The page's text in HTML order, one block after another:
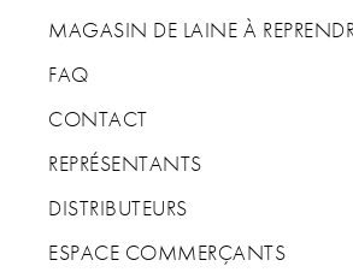
MAGASIN DE LAINE À
FAQ
CONTACT
REPRÉSENTANTS
DISTRIBUTEURS
ESPACE COMMERÇANTS